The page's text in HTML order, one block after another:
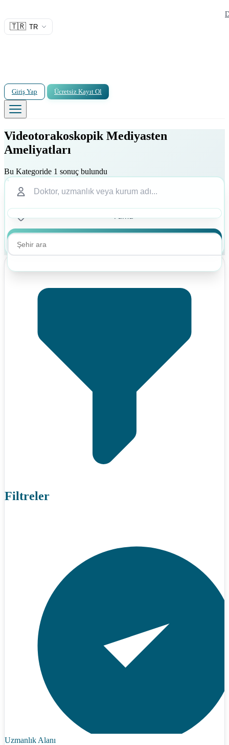
🇹🇷 TR
Giriş Yap Ücretsiz Kayıt Ol
Videotorakoskopik Mediyasten
Ameliyatları
Bu Kategoride 1 sonuç bulundu
Filtreler
Uzmanlık Alanı